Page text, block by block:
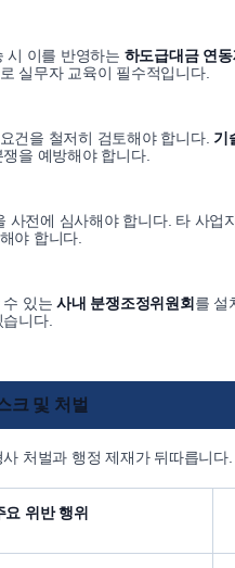
시 이를 반영하는 하도급대금 연동
실무자 교육이 필수적입니다.
건을 철저히 검토해야 합니다. 기
을 예방해야 합니다.
사전에 심사해야 합니다. 타 사
야 합니다.
있는 사내 분쟁조정위원회 를 설
니다.
크 및 처벌
처벌과 행정 제재가 뒤따릅니다.
요 위반 행위